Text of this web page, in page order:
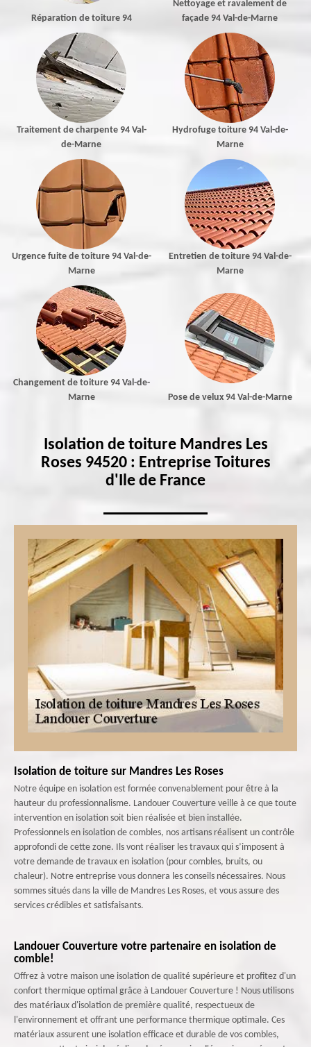
Réparation de toiture 94
Nettoyage et ravalement de
façade 94 Val-de-Marne
Traitement de charpente 94 Val-
de-Marne
Hydrofuge toiture 94 Val-de-
Marne
Urgence fuite de toiture 94 Val-de-
Marne
Entretien de toiture 94 Val-de-
Marne
Changement de toiture 94 Val-de-
Marne
Pose de velux 94 Val-de-Marne
Isolation de toiture Mandres Les
Roses 94520 : Entreprise Toitures
d'Ile de France
Isolation de toiture sur Mandres Les Roses
Notre équipe en isolation est formée convenablement pour être à la
hauteur du professionnalisme. Landouer Couverture veille à ce que toute
intervention en isolation soit bien réalisée et bien installée.
Professionnels en isolation de combles, nos artisans réalisent un contrôle
approfondi de cette zone. Ils vont réaliser les travaux qui s’imposent à
votre demande de travaux en isolation (pour combles, bruits, ou
chaleur). Notre entreprise vous donnera les conseils nécessaires. Nous
sommes situés dans la ville de Mandres Les Roses, et vous assure des
services crédibles et satisfaisants.
Landouer Couverture votre partenaire en isolation de
comble!
Offrez à votre maison une isolation de qualité supérieure et profitez d'un
confort thermique optimal grâce à Landouer Couverture ! Nous utilisons
des matériaux d'isolation de première qualité, respectueux de
l'environnement et offrant une performance thermique optimale. Ces
matériaux assurent une isolation efficace et durable de vos combles,